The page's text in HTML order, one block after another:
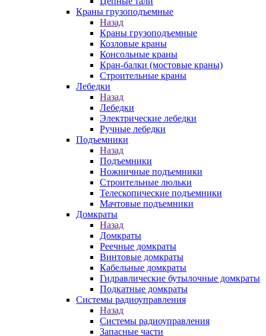
Краны грузоподъемные
Назад
Краны грузоподъемные
Козловые краны
Консольные краны
Кран-балки (мостовые краны)
Строительные краны
Лебедки
Назад
Лебедки
Электрические лебедки
Ручные лебедки
Подъемники
Назад
Подъемники
Ножничные подъемники
Строительные люльки
Телескопические подъемники
Мачтовые подъемники
Домкраты
Назад
Домкраты
Реечные домкраты
Винтовые домкраты
Кабельные домкраты
Гидравлические бутылочные домкраты
Подкатные домкраты
Системы радиоуправления
Назад
Системы радиоуправления
Запасные части